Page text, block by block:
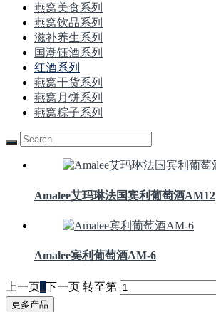
燕窝美食系列
燕窝饮品系列
滋补养生系列
国潮钰酒系列
红酒系列
燕窝干货系列
燕窝月饼系列
燕窝粽子系列
Amalee艾玛琳法国宾利葡萄酒AM12
Amalee宾利葡萄酒AM-6
上一页1下一页 转至第
更多产品